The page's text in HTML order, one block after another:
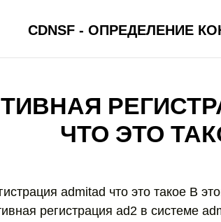
CDNSF - ОПРЕДЕЛЕНИЕ
ЧТО ЭТО
admitad что это такое В
регистрация ad2 в системе